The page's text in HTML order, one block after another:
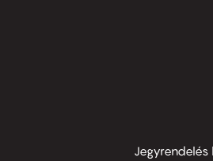
Jegyrendelés